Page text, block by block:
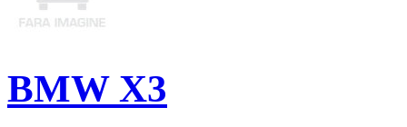
BMW X3